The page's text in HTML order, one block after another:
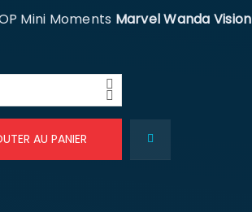
Mini Moments Marvel Wanda Vision
AU PANIER